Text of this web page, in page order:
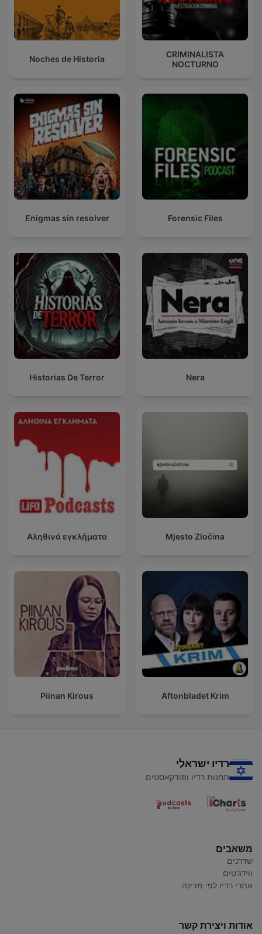
CRIMINALISTA
NOCTURNO
Noches de Historia
Forensic Files
Enigmas sin resolver
Nera
Historias De Terror
Mjesto Zločina
Αληθινά εγκλήματα
Aftonbladet Krim
Piinan Kirous
רדיו ישראלי
תחנות רדיו ופודקאסטים
משאבים
שדרנים
ווידג'טים
אתרי רדיו לפי מדינה
אודות ויצירת קשר